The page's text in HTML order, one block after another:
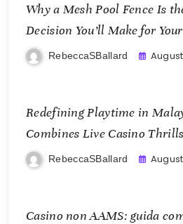
Why a Mesh Pool Fence Is
Decision You’ll Make for
RebeccaSBallard
Redefining Playtime in
Combines Live Casino
and Mobile Freedom
RebeccaSBallard
Casino non AAMS: guida